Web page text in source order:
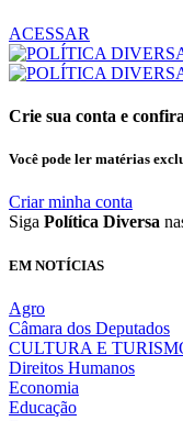
ACESSAR
Crie sua conta e
Você pode ler matérias
Criar minha conta
Siga Política Diversa
EM NOTÍCIAS
Agro
Câmara dos Deputados
CULTURA E
Direitos Humanos
Economia
Educação